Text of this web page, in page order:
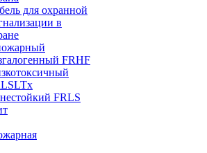
для охранной
в
FRHF
FRLS